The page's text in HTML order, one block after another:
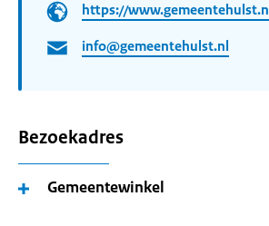
https://www.gemeentehulst.nl
info@gemeentehulst.nl
Bezoekadres
Gemeentewinkel